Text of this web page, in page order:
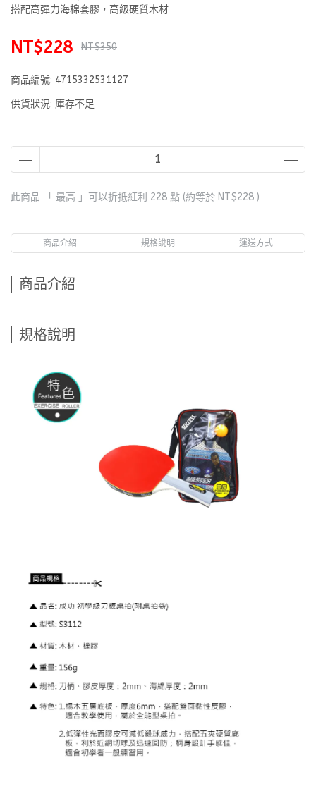
搭配高彈力海棉套膠，高級硬質木材
NT$228 NT$350
商品編號: 4715332531127
供貨狀況: 庫存不足
此商品 「 最高 」可以折抵紅利 228 點 (約等於 NT$228 )
商品介紹 規格說明 運送方式
商品介紹
規格說明